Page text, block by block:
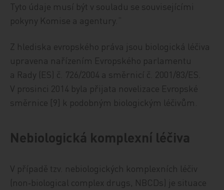
Tyto údaje musí být v souladu se souvisejícími
pokyny Komise a agentury.“
Z hlediska evropského práva jsou biologická léčiva
upravena nařízením Evropského parlamentu
a Rady (ES) č. 726/2004 a směrnicí č. 2001/83/ES.
V prosinci 2014 byla přijata novelizace Evropské
směrnice [9] k podobným biologickým léčivům.
Nebiologická komplexní léčiva
V případě tzv. nebiologických komplexních léčiv
(non‑biological complex drugs, NBCDs) je situace